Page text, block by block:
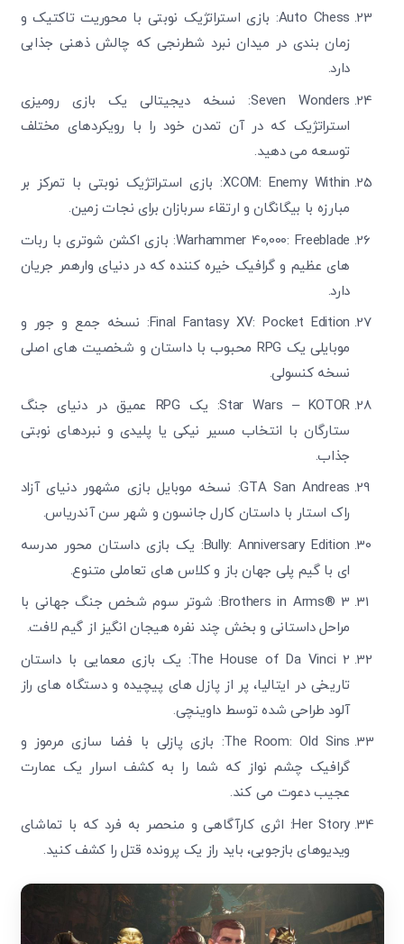
Auto Chess: بازی استراتژیک نوبتی با محوریت تاکتیک و
زمان بندی در میدان نبرد شطرنجی که چالش ذهنی جذابی
دارد.
Seven Wonders: نسخه دیجیتالی یک بازی رومیزی
استراتژیک که در آن تمدن خود را با رویکردهای مختلف
توسعه می دهید.
XCOM: Enemy Within: بازی استراتژیک نوبتی با تمرکز بر
مبارزه با بیگانگان و ارتقاء سربازان برای نجات زمین.
Warhammer 40,000: Freeblade: بازی اکشن شوتری با ربات
های عظیم و گرافیک خیره کننده که در دنیای وارهمر جریان
دارد.
Final Fantasy XV: Pocket Edition: نسخه جمع و جور و
موبایلی یک RPG محبوب با داستان و شخصیت های اصلی
نسخه کنسولی.
Star Wars – KOTOR: یک RPG عمیق در دنیای جنگ
ستارگان با انتخاب مسیر نیکی یا پلیدی و نبردهای نوبتی
جذاب.
GTA San Andreas: نسخه موبایل بازی مشهور دنیای آزاد
راک استار با داستان کارل جانسون و شهر سن آندریاس.
Bully: Anniversary Edition: یک بازی داستان محور مدرسه
ای با گیم پلی جهان باز و کلاس های تعاملی متنوع.
Brothers in Arms® 3: شوتر سوم شخص جنگ جهانی با
مراحل داستانی و بخش چند نفره هیجان انگیز از گیم لافت.
The House of Da Vinci 2: یک بازی معمایی با داستان
تاریخی در ایتالیا، پر از پازل های پیچیده و دستگاه های راز
آلود طراحی شده توسط داوینچی.
The Room: Old Sins: بازی پازلی با فضا سازی مرموز و
گرافیک چشم نواز که شما را به کشف اسرار یک عمارت
عجیب دعوت می کند.
Her Story: اثری کارآگاهی و منحصر به فرد که با تماشای
ویدیوهای بازجویی، باید راز یک پرونده قتل را کشف کنید.